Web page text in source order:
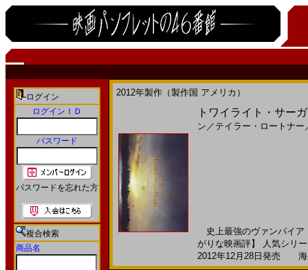
ログイン
ログインＩＤ
パスワード
パスワードを忘れた方
複合検索
商品名
2012年製作（製作国 アメリカ）
トワイライト・サー
ン ／ テイラー・ロートナー
史上最強のヴァンパイア
がりな映画評】 人気シリ
2012年12月28日発売 海